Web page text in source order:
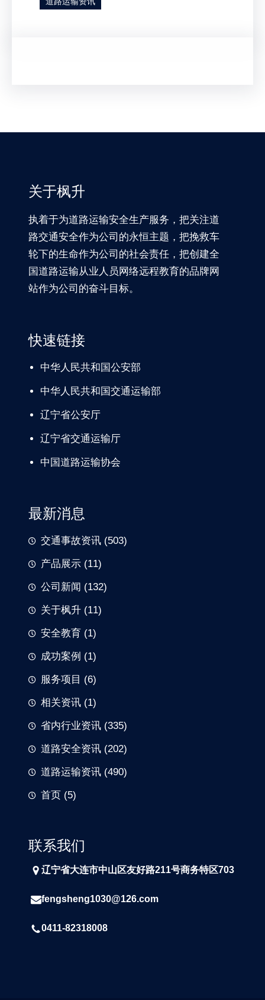
关于枫升
执着于为道路运输安全生产服务，把关注道
路交通安全作为公司的永恒主题，把挽救车
轮下的生命作为公司的社会责任，把创建全
国道路运输从业人员网络远程教育的品牌网
站作为公司的奋斗目标。
快速链接
中华人民共和国公安部
中华人民共和国交通运输部
辽宁省公安厅
辽宁省交通运输厅
中国道路运输协会
最新消息
交通事故资讯 (503)
产品展示 (11)
公司新闻 (132)
关于枫升 (11)
安全教育 (1)
成功案例 (1)
服务项目 (6)
相关资讯 (1)
省内行业资讯 (335)
道路安全资讯 (202)
道路运输资讯 (490)
首页 (5)
联系我们
辽宁省大连市中山区友好路211号商务特区703
fengsheng1030@126.com
0411-82318008